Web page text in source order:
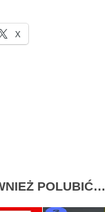
X
POLUBIĆ…